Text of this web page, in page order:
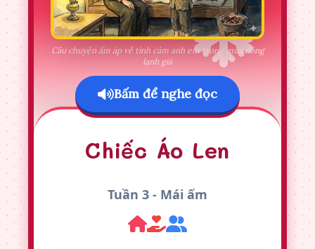
Câu chuyện ấm áp về tình cảm anh em trong mùa đông
lạnh giá
Bấm để nghe đọc
Chiếc Áo Len
Tuần 3 - Mái ấm